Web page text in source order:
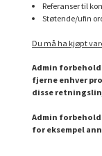
Referanser til
Støtende/ufin
Du må ha kjøpt
Admin
fjerne enhver
disse
Admin
for eksempel